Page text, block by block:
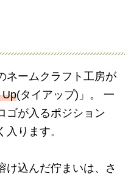
ネームクラフト工房が
Up(タイアップ)」。 一
ゴが入るポジション
ります。
け込んだ佇まいは、さ